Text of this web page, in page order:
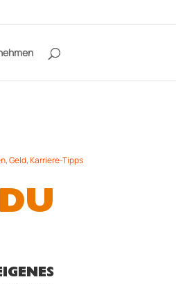
,Geld,Karriere-Tipps